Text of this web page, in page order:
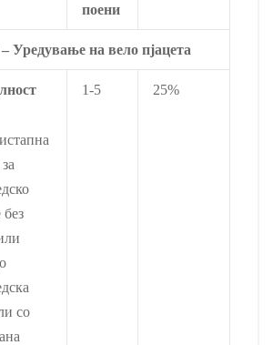
поени
Уредување на вело пјацета
со
1-5 25%